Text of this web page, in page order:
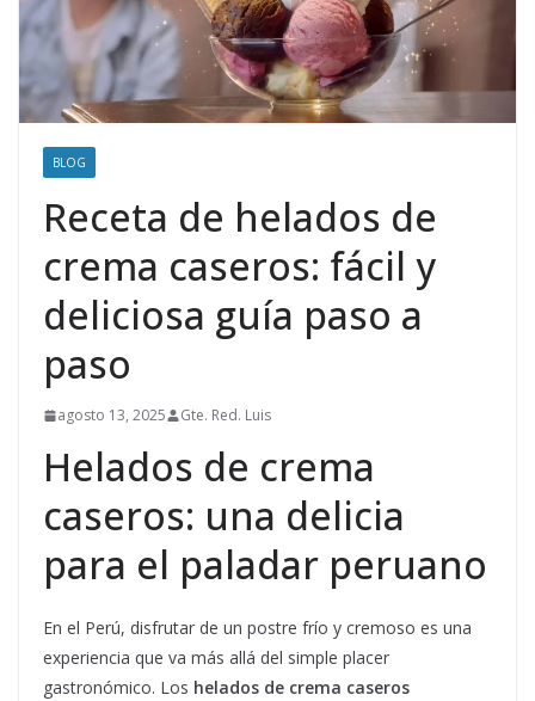
BLOG
Receta de helados de
crema caseros: fácil y
deliciosa guía paso a
paso
agosto 13, 2025 Gte. Red. Luis
Helados de crema
caseros: una delicia
para el paladar peruano
En el Perú, disfrutar de un postre frío y cremoso es una
experiencia que va más allá del simple placer
gastronómico. Los helados de crema caseros